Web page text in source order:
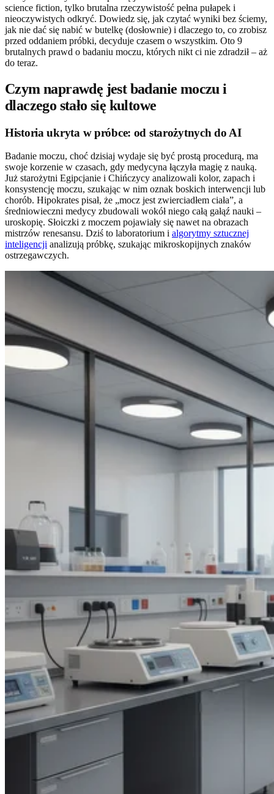
science fiction, tylko brutalna rzeczywistość pełna pułapek i
nieoczywistych odkryć. Dowiedz się, jak czytać wyniki bez ściemy,
jak nie dać się nabić w butelkę (dosłownie) i dlaczego to, co zrobisz
przed oddaniem próbki, decyduje czasem o wszystkim. Oto 9
brutalnych prawd o badaniu moczu, których nikt ci nie zdradził – aż
do teraz.
Czym naprawdę jest badanie moczu i
dlaczego stało się kultowe
Historia ukryta w próbce: od starożytnych do AI
Badanie moczu, choć dzisiaj wydaje się być prostą procedurą, ma
swoje korzenie w czasach, gdy medycyna łączyła magię z nauką.
Już starożytni Egipcjanie i Chińczycy analizowali kolor, zapach i
konsystencję moczu, szukając w nim oznak boskich interwencji lub
chorób. Hipokrates pisał, że „mocz jest zwierciadłem ciała”, a
średniowieczni medycy zbudowali wokół niego całą gałąź nauki –
uroskopię. Słoiczki z moczem pojawiały się nawet na obrazach
mistrzów renesansu. Dziś to laboratorium i algorytmy sztucznej
inteligencji analizują próbkę, szukając mikroskopijnych znaków
ostrzegawczych.